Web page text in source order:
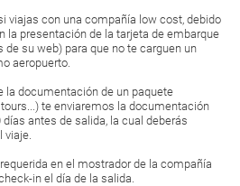
viajas con una compañía low cost, debido
la presentación de la tarjeta de embarque
de su web) para que no te carguen un
aeropuerto.
la documentación de un paquete
te enviaremos la documentación
antes de salida, la cual deberás
viaje.
en el mostrador de la compañía
in el día de la salida.